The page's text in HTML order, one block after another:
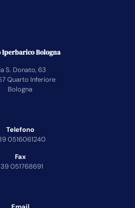
Iperbarico Bologna
S. Donato, 63
Quarto Inferiore
Bologna
Telefono
0516061240
Fax
051768691